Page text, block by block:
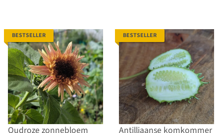
BESTSELLER
Oudroze zonnebloem
BESTSELLER
Antilliaanse komkommer